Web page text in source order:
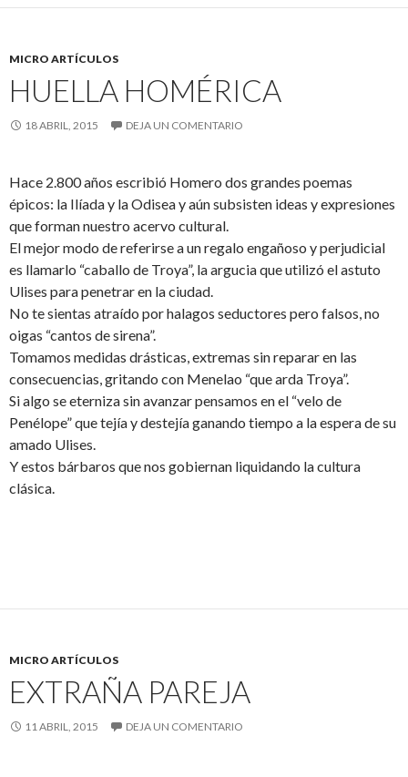
MICRO ARTÍCULOS
HUELLA HOMÉRICA
18 ABRIL, 2015 DEJA UN COMENTARIO
Hace 2.800 años escribió Homero dos grandes poemas
épicos: la Ilíada y la Odisea y aún subsisten ideas y expresiones
que forman nuestro acervo cultural.
El mejor modo de referirse a un regalo engañoso y perjudicial
es llamarlo “caballo de Troya”, la argucia que utilizó el astuto
Ulises para penetrar en la ciudad.
No te sientas atraído por halagos seductores pero falsos, no
oigas “cantos de sirena”.
Tomamos medidas drásticas, extremas sin reparar en las
consecuencias, gritando con Menelao “que arda Troya”.
Si algo se eterniza sin avanzar pensamos en el “velo de
Penélope” que tejía y destejía ganando tiempo a la espera de su
amado Ulises.
Y estos bárbaros que nos gobiernan liquidando la cultura
clásica.
MICRO ARTÍCULOS
EXTRAÑA PAREJA
11 ABRIL, 2015 DEJA UN COMENTARIO